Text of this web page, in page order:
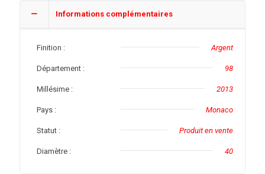
Informations complémentaires
Finition : Argent
Département : 98
Millésime : 2013
Pays : Monaco
Statut : Produit en vente
Diamètre : 40